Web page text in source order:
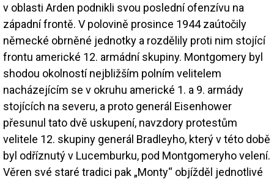
v oblasti Arden podnikli svou poslední ofenzívu na
západní frontě. V polovině prosince 1944 zaútočily
německé obrněné jednotky a rozdělily proti nim stojící
frontu americké 12. armádní skupiny. Montgomery byl
shodou okolností nejbližším polním velitelem
nacházejícím se v okruhu americké 1. a 9. armády
stojících na severu, a proto generál Eisenhower
přesunul tato dvě uskupení, navzdory protestům
velitele 12. skupiny generál Bradleyho, který v této době
byl odříznutý v Lucemburku, pod Montgomeryho velení.
Věren své staré tradici pak „Monty“ objížděl jednotlivé